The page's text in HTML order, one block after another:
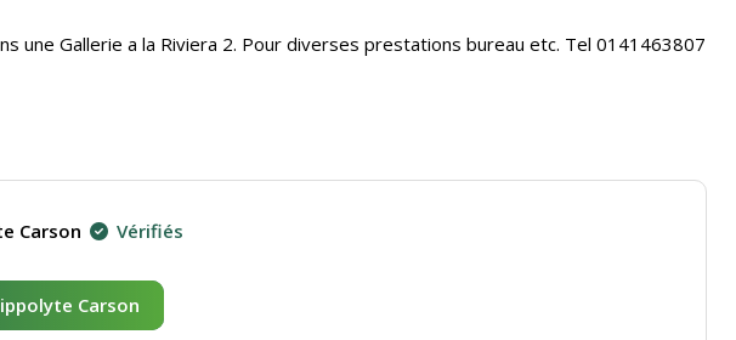
une Gallerie a la Riviera 2. Pour diverses prestations bureau etc. Tel 0141463807
Carson Vérifiés
Carson